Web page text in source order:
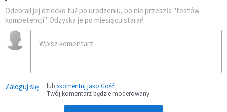
Odebrali jej dziecko tuż po urodzeniu, bo nie przeszła "testów
kompetencji". Odzyska je po miesiącu starań
Zaloguj się lub skomentuj jako Gość
Twój komentarz będzie moderowany